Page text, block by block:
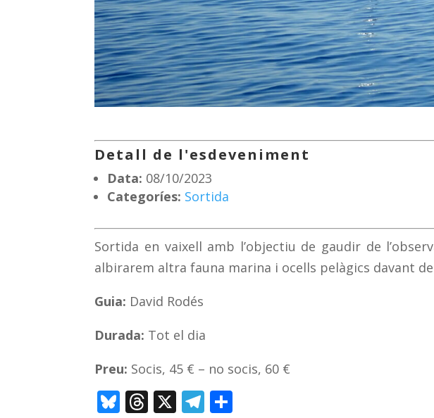
Detall de l'esdeveniment
Data: 08/10/2023
Categoríes: Sortida
Sortida en vaixell amb l’objectiu de gaudir de
albirarem altra fauna marina i ocells pelàgics davant
Guia: David Rodés
Durada: Tot el dia
Preu: Socis, 45 € – no socis, 60 €
Bl T X T